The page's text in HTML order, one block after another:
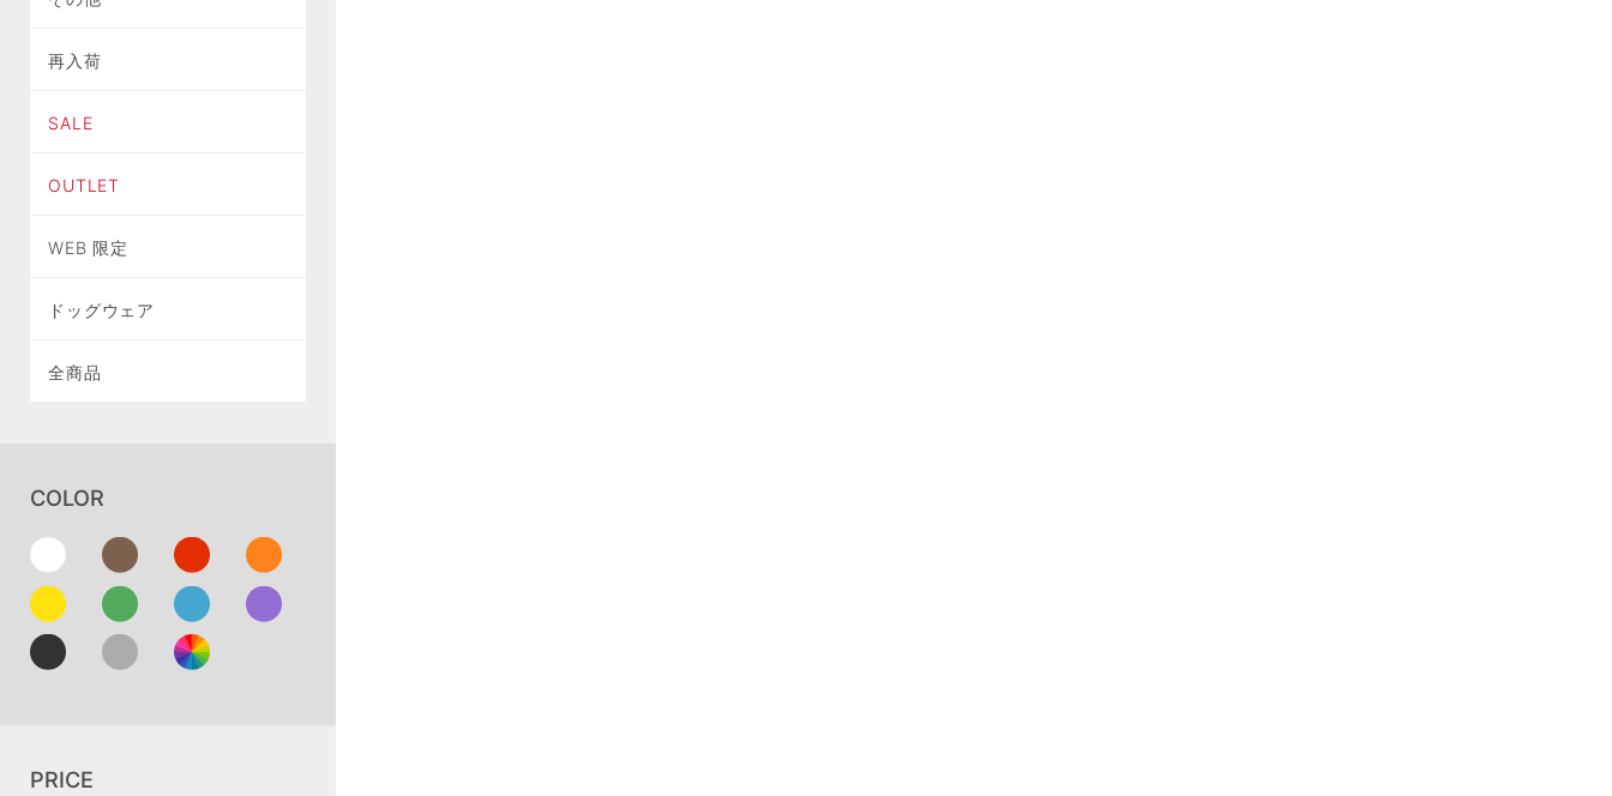
再入荷
SALE
OUTLET
WEB 限定
ドッグウェア
全商品
COLOR
PRICE